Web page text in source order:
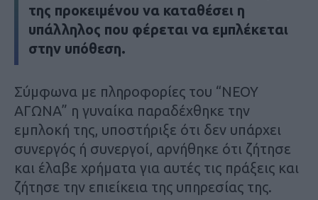
της προκειμένου να καταθέσει η
υπάλληλος που φέρεται να εμπλέκεται
στην υπόθεση.
Σύμφωνα με πληροφορίες του “ΝΕΟΥ
ΑΓΩΝΑ” η γυναίκα παραδέχθηκε την
εμπλοκή της, υποστήριξε ότι δεν υπάρχει
συνεργός ή συνεργοί, αρνήθηκε ότι ζήτησε
και έλαβε χρήματα για αυτές τις πράξεις και
ζήτησε την επιείκεια της υπηρεσίας της.